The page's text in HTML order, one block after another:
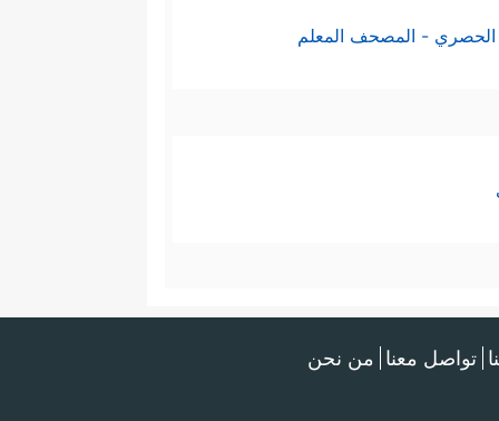
الحصري - المصحف المعلم
تواصل معنا من نحن